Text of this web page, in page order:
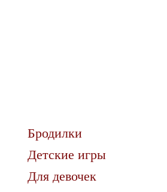
Бродилки
Детские игры
Для девочек